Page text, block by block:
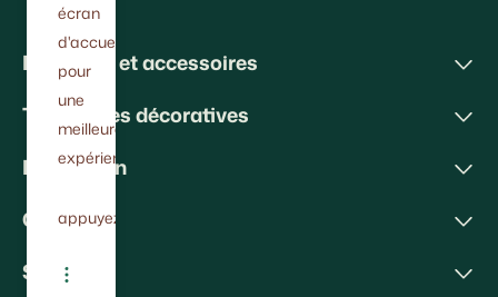
Peintures et accessoires
Techniques décoratives
Inspiration
Conseils
Soutien
écran
d'accueil
pour
une
meilleure
expérience.
appuyez